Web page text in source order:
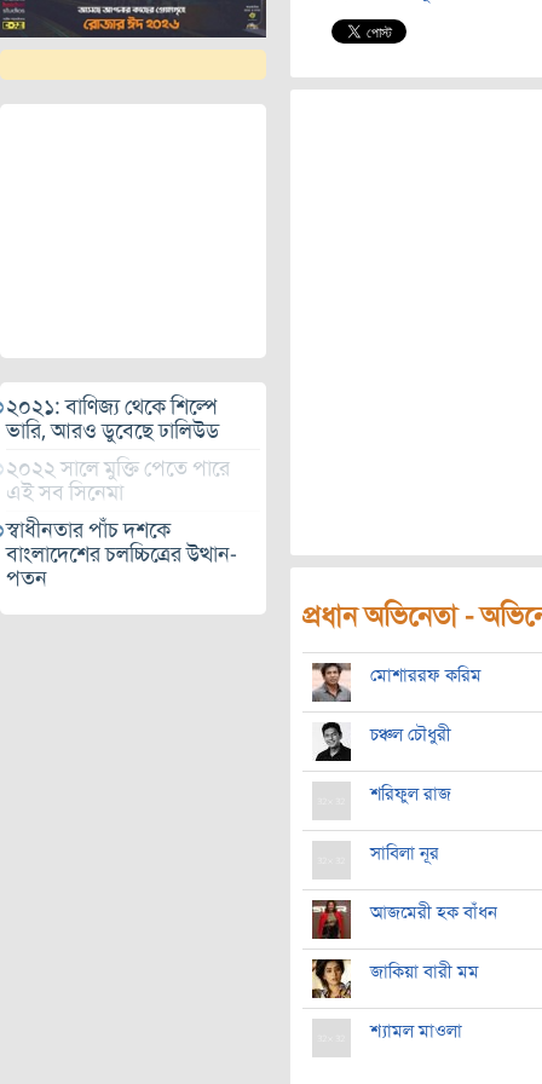
২০২১: বাণিজ্য থেকে শিল্পে
ভারি, আরও ডুবেছে ঢালিউড
২০২২ সালে মুক্তি পেতে পারে
এই সব সিনেমা
স্বাধীনতার পাঁচ দশকে
বাংলাদেশের চলচ্চিত্রের উত্থান-
পতন
প্রধান অভিনেতা -
মোশাররফ করিম
চঞ্চল চৌধুরী
শরিফুল রাজ
সাবিলা নূর
আজমেরী হক বাঁধন
জাকিয়া বারী মম
শ্যামল মাওলা